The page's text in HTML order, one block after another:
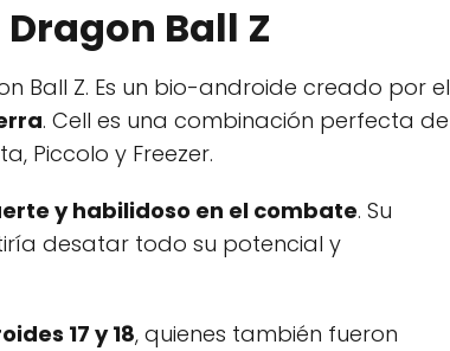
Ball Z
Ball Z. Es un bio-androide creado por el
. Cell es una combinación perfecta de
Piccolo y Freezer.
y habilidoso en el combate. Su
desatar todo su potencial y
17 y 18, quienes también fueron